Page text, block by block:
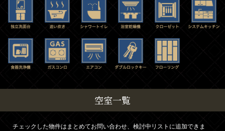
空室一覧
チェックした物件はまとめてお問い合わせ、検討中リストに追加できま